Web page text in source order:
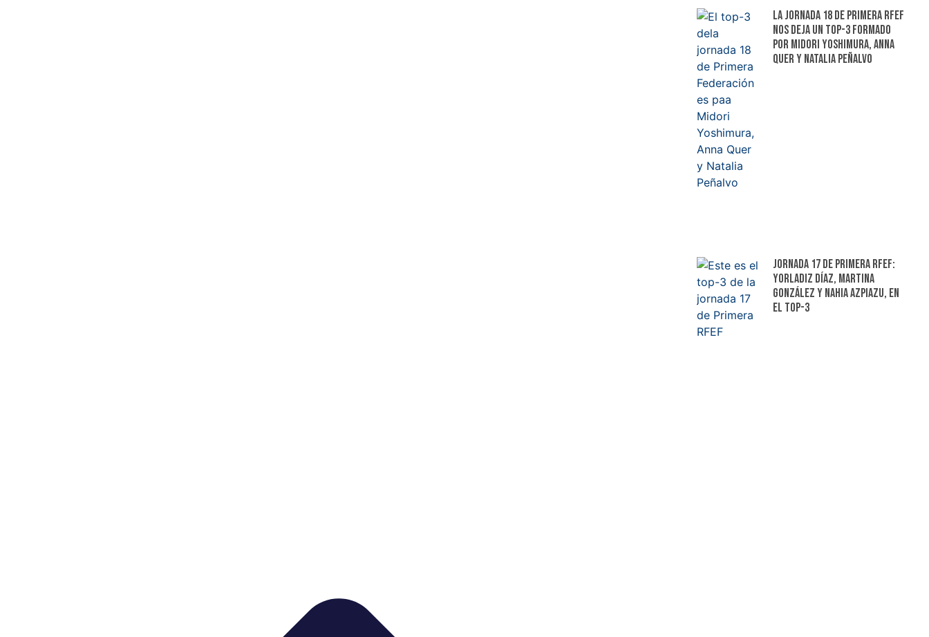
La jornada 18 de Primera RFEF
nos deja un top-3 formado
por Midori Yoshimura, Anna
Quer y Natalia Peñalvo
Jornada 17 de Primera RFEF:
Yorladiz Díaz, Martina
González y Nahia Azpiazu, en
el top-3